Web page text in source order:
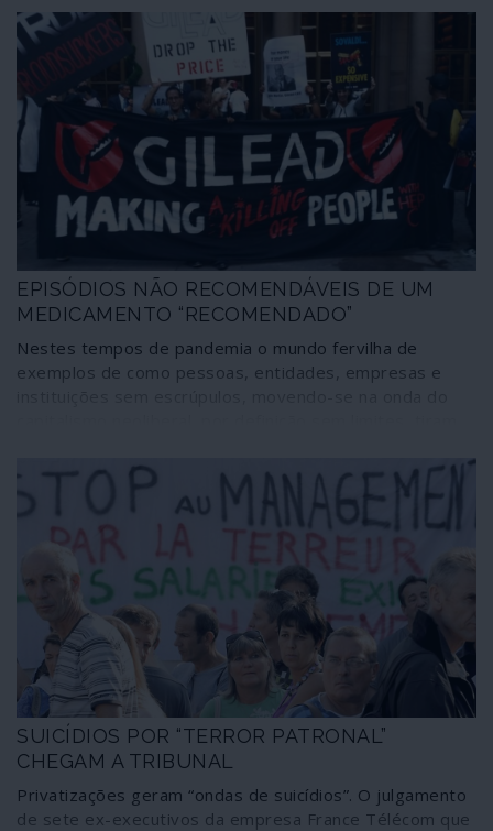
oportunistas, não consta, ao invés, que António Costa
tenha sido sequer admoestado por admitir a mais grave
situação que poderia existir em pleno combate à
pandemia. Em causa está a saúde pública e também a
própria essência do funcionamento do país como nação
independente.
EPISÓDIOS NÃO RECOMENDÁVEIS DE UM
MEDICAMENTO “RECOMENDADO”
Nestes tempos de pandemia o mundo fervilha de
exemplos de como pessoas, entidades, empresas e
farmacêutica, o Big-Pharma, é um dos mais dinâmicos
nessa matéria desumana, impondo leis do máximo lucro
contra populações com um máximo de necessidades e
um mínimo de meios. Os casos são ainda mais
flagrantes nos Estados Unidos, ou não fossem a Meca
do capitalismo desenfreado. A história resumida que se
segue centra-se nos fabricantes de um medicamento de
que muito se fala contra a COVID-19, talvez sem razão
para tanto alarido.
SUICÍDIOS POR “TERROR PATRONAL”
CHEGAM A TRIBUNAL
Privatizações geram “ondas de suicídios”. O julgamento
de sete ex-executivos da empresa France Télécom que